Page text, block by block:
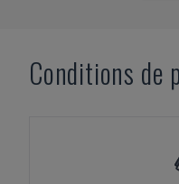
Conditions de